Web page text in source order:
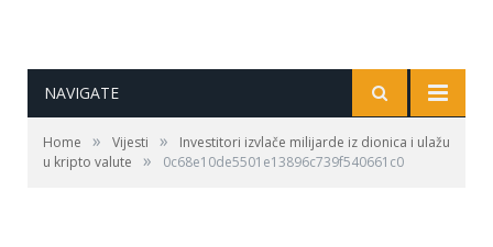
NAVIGATE
Home » Vijesti »
Investitori izvlače milijarde iz dionica i ulažu
u kripto valute
» 0c68e10de5501e13896c739f540661c0